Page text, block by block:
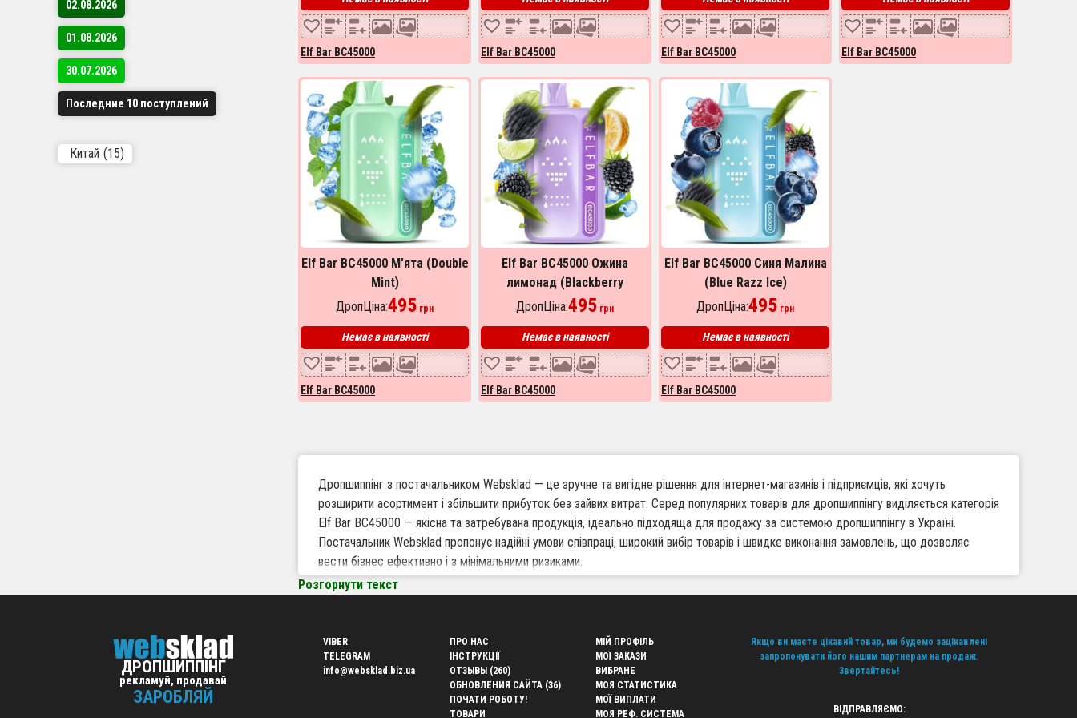
Elf Bar BC45000 Elf Bar BC45000 Elf Bar BC45000 Elf Bar BC45000
Elf Bar BC45000 М'ята (Double
Mint)
ДропЦіна:495 грн
Немає в наявності
Elf Bar BC45000
Elf Bar BC45000 Ожина
лимонад (Blackberry
Lemonade)
ДропЦіна:495 грн
Немає в наявності
Elf Bar BC45000
Elf Bar BC45000 Синя Малина
(Blue Razz Ice)
ДропЦіна:495 грн
Немає в наявності
Elf Bar BC45000
Дропшиппінг з постачальником Websklad — це зручне та вигідне рішення для інтернет-магазинів і підприємців, які хочуть
розширити асортимент і збільшити прибуток без зайвих витрат. Серед популярних товарів для дропшиппінгу виділяється категорія
Elf Bar BC45000 — якісна та затребувана продукція, ідеально підходяща для продажу за системою дропшиппінгу в Україні.
Постачальник Websklad пропонує надійні умови співпраці, широкий вибір товарів і швидке виконання замовлень, що дозволяє
вести бізнес ефективно і з мінімальними ризиками.
Великий асортимент товарів — у наявності актуальні та затребувані позиції, включаючи Elf Bar BC45000 та інші категорії
Робота без власного складу — позбавтеся від необхідності зберігати товар, ми забезпечуємо логістику та відправку
Швидка відправка замовлень — оперативна обробка та відвантаження по всій території України
Підходить для інтернет-магазинів — зручні умови та інструменти для онлайн продажів
Вигідні умови співпраці — прозора система ціноутворення та гнучкі тарифи
Розгорнути текст
02.08.2026
01.08.2026
30.07.2026
Последние 10 поступлений
Китай (15)
ДРОПШИППІНГ
рекламуй, продавай
ЗАРОБЛЯЙ
VIBER
TELEGRAM
info@websklad.biz.ua
ПРО НАС
ІНСТРУКЦІЇ
ОТЗЫВЫ (260)
ОБНОВЛЕНИЯ САЙТА (36)
ПОЧАТИ РОБОТУ!
ТОВАРИ
МІЙ ПРОФІЛЬ
МОЇ ЗАКАЗИ
ВИБРАНЕ
МОЯ СТАТИСТИКА
МОЇ ВИПЛАТИ
МОЯ РЕФ. СИСТЕМА
Якщо ви маєте цікавий товар, ми будемо зацікавлені
запропонувати його нашим партнерам на продаж.
Звертайтесь!
ВІДПРАВЛЯЄМО: